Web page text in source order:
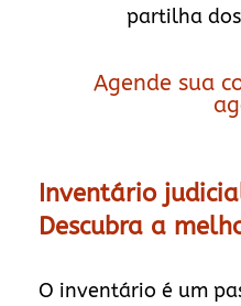
partilha
Agende sua
Inventário
Descubra a
O inventário é um